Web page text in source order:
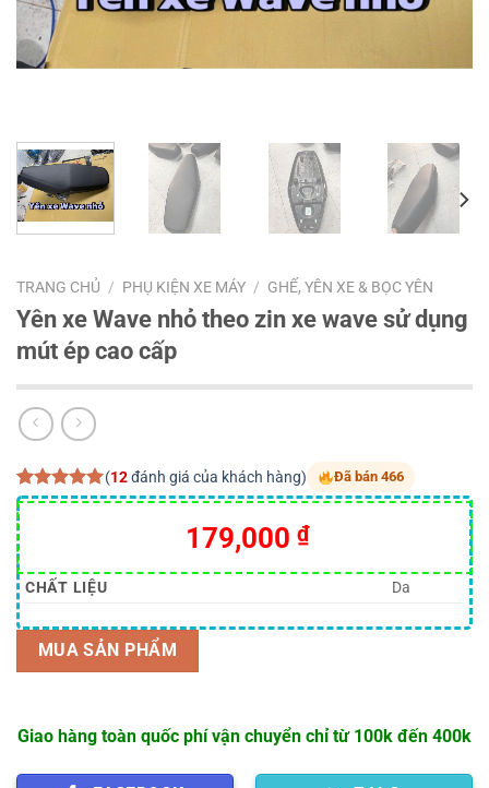
TRANG CHỦ / PHỤ KIỆN XE MÁY / GHẾ, YÊN XE & BỌC YÊN
Yên xe Wave nhỏ theo zin xe wave sử dụng
mút ép cao cấp
5.00trên 5
dựa trên
12
đánh giá
(12đánh giá của khách hàng) Đã bán 466
Giá
gốc
220,000 ₫.
179,000 ₫Giá
hiện
là:
CHẤT LIỆU Da
MUA SẢN PHẨM
Giao hàng toàn quốc phí vận chuyển chỉ từ 100k đến 400k